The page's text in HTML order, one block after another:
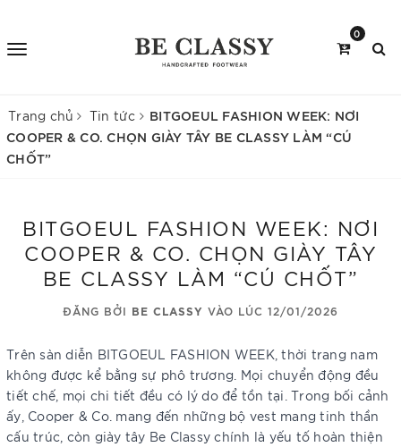
0
Trang chủ Tin tức
BITGOEUL FASHION WEEK: NƠI
COOPER & CO. CHỌN GIÀY TÂY BE CLASSY LÀM “CÚ
CHỐT”
BITGOEUL FASHION WEEK: NƠI
COOPER & CO. CHỌN GIÀY TÂY
BE CLASSY LÀM “CÚ CHỐT”
ĐĂNG BỞI BE CLASSY VÀO LÚC 12/01/2026
Trên sàn diễn BITGOEUL FASHION WEEK, thời trang nam
không được kể bằng sự phô trương. Mọi chuyển động đều
tiết chế, mọi chi tiết đều có lý do để tồn tại. Trong bối cảnh
ấy, Cooper & Co. mang đến những bộ vest mang tinh thần
cấu trúc, còn giày tây Be Classy chính là yếu tố hoàn thiện